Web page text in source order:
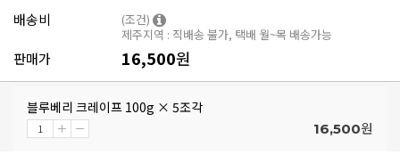
배송비
(조건)
제주지역 : 직배송 불가, 택배 월~목 배송가능
판매가 16,500원
블루베리 크레이프 100g × 5조각
16,500원